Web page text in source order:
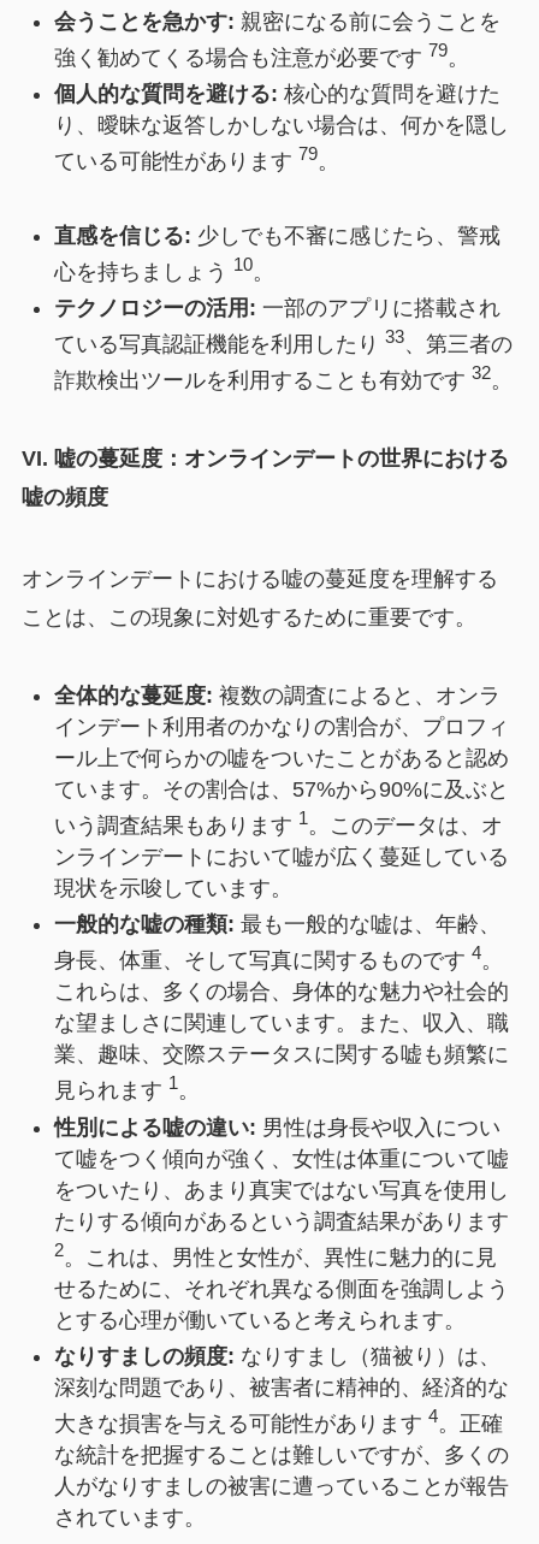
会うことを急かす: 親密になる前に会うことを
強く勧めてくる場合も注意が必要です 79。
個人的な質問を避ける: 核心的な質問を避けた
り、曖昧な返答しかしない場合は、何かを隠し
ている可能性があります 79。
直感を信じる: 少しでも不審に感じたら、警戒
心を持ちましょう 10。
テクノロジーの活用: 一部のアプリに搭載され
ている写真認証機能を利用したり 33、第三者の
詐欺検出ツールを利用することも有効です 32。
VI. 嘘の蔓延度：オンラインデートの世界における
嘘の頻度
オンラインデートにおける嘘の蔓延度を理解する
ことは、この現象に対処するために重要です。
全体的な蔓延度: 複数の調査によると、オンラ
インデート利用者のかなりの割合が、プロフィ
ール上で何らかの嘘をついたことがあると認め
ています。その割合は、57%から90%に及ぶと
いう調査結果もあります 1。このデータは、オ
ンラインデートにおいて嘘が広く蔓延している
現状を示唆しています。
一般的な嘘の種類: 最も一般的な嘘は、年齢、
身長、体重、そして写真に関するものです 4。
これらは、多くの場合、身体的な魅力や社会的
な望ましさに関連しています。また、収入、職
業、趣味、交際ステータスに関する嘘も頻繁に
見られます 1。
性別による嘘の違い: 男性は身長や収入につい
て嘘をつく傾向が強く、女性は体重について嘘
をついたり、あまり真実ではない写真を使用し
たりする傾向があるという調査結果があります
2。これは、男性と女性が、異性に魅力的に見
せるために、それぞれ異なる側面を強調しよう
とする心理が働いていると考えられます。
なりすましの頻度: なりすまし（猫被り）は、
深刻な問題であり、被害者に精神的、経済的な
大きな損害を与える可能性があります 4。正確
な統計を把握することは難しいですが、多くの
人がなりすましの被害に遭っていることが報告
されています。